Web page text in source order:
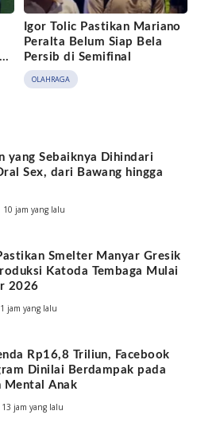
Igor Tolic Pastikan Mariano
Peralta Belum Siap Bela
Persib di Semifinal
OLAHRAGA
yang Sebaiknya Dihindari
Sex, dari Bawang hingga
10 jam yang lalu
Smelter Manyar Gresik
Katoda Tembaga Mulai
2026
jam yang lalu
Rp16,8 Triliun, Facebook
Dinilai Berdampak pada
Mental Anak
13 jam yang lalu